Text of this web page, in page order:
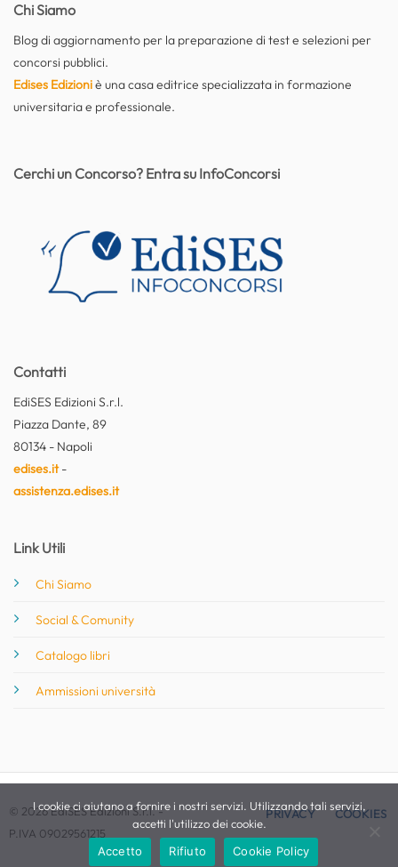
Chi Siamo
Blog di aggiornamento per la preparazione di test e selezioni per
concorsi pubblici.
Edises Edizioniè una casa editrice specializzata in formazione
universitaria e professionale.
Contatti
EdiSES Edizioni S.r.l.
Piazza Dante, 89
80134 - Napoli
edises.it-
assistenza.edises.it
Link Utili
Chi Siamo
Social & Comunity
Catalogo libri
Ammissioni università
Cerchi un Concorso? Entra su InfoConcorsi
© 2026 EdiSES Edizioni S.r.l. -
P.IVA 09029561215
PRIVACY COOKIES
I cookie ci aiutano a fornire i nostri servizi. Utilizzando tali servizi,
accetti l'utilizzo dei cookie.
Accetto
Rifiuto Cookie Policy